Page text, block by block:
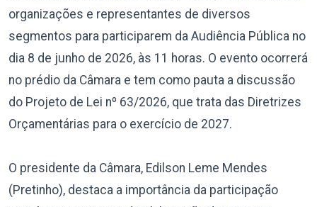
organizações e representantes de diversos
segmentos para participarem da Audiência Pública no
dia 8 de junho de 2026, às 11 horas. O evento ocorrerá
no prédio da Câmara e tem como pauta a discussão
do Projeto de Lei nº 63/2026, que trata das Diretrizes
Orçamentárias para o exercício de 2027.
O presidente da Câmara, Edilson Leme Mendes
(Pretinho), destaca a importância da participação